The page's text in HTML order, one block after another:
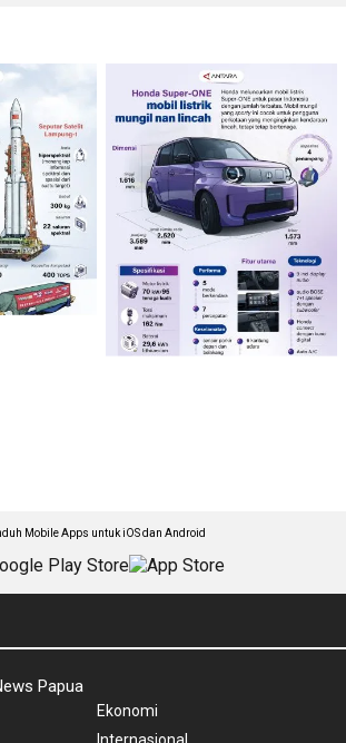
Mobile Apps untuk iOS dan Android
Papua
Ekonomi